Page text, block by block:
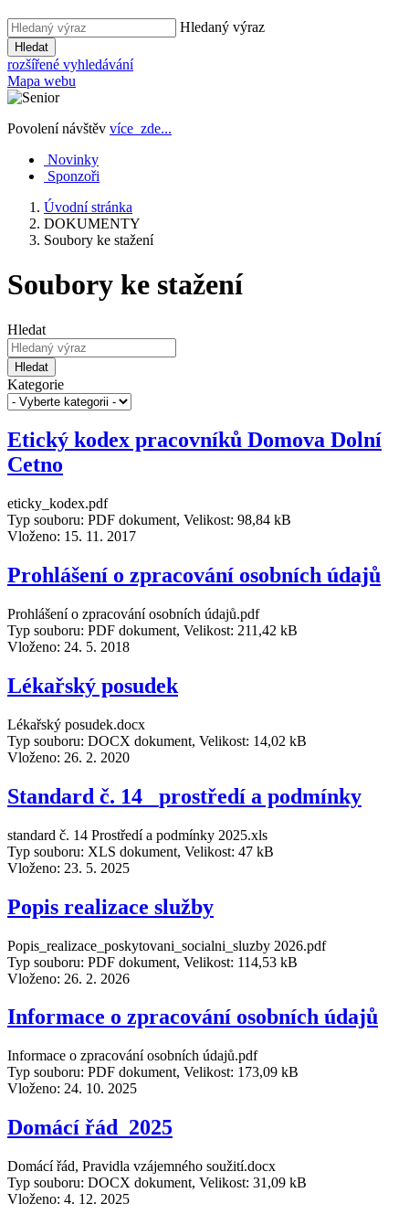
Hledaný výraz
Hledat
rozšířené vyhledávání
Mapa webu
Povolení návštěv více zde...
Novinky
Sponzoři
Úvodní stránka
DOKUMENTY
Soubory ke stažení
Soubory ke stažení
Hledat
Hledat
Kategorie
Etický kodex pracovníků Domova Dolní
Cetno
eticky_kodex.pdf
Typ souboru: PDF dokument, Velikost: 98,84 kB
Vloženo: 15. 11. 2017
Prohlášení o zpracování osobních údajů
Prohlášení o zpracování osobních údajů.pdf
Typ souboru: PDF dokument, Velikost: 211,42 kB
Vloženo: 24. 5. 2018
Lékařský posudek
Lékařský posudek.docx
Typ souboru: DOCX dokument, Velikost: 14,02 kB
Vloženo: 26. 2. 2020
Standard č. 14 _prostředí a podmínky
standard č. 14 Prostředí a podmínky 2025.xls
Typ souboru: XLS dokument, Velikost: 47 kB
Vloženo: 23. 5. 2025
Popis realizace služby
Popis_realizace_poskytovani_socialni_sluzby 2026.pdf
Typ souboru: PDF dokument, Velikost: 114,53 kB
Vloženo: 26. 2. 2026
Informace o zpracování osobních údajů
Informace o zpracování osobních údajů.pdf
Typ souboru: PDF dokument, Velikost: 173,09 kB
Vloženo: 24. 10. 2025
Domácí řád_2025
Domácí řád, Pravidla vzájemného soužití.docx
Typ souboru: DOCX dokument, Velikost: 31,09 kB
Vloženo: 4. 12. 2025